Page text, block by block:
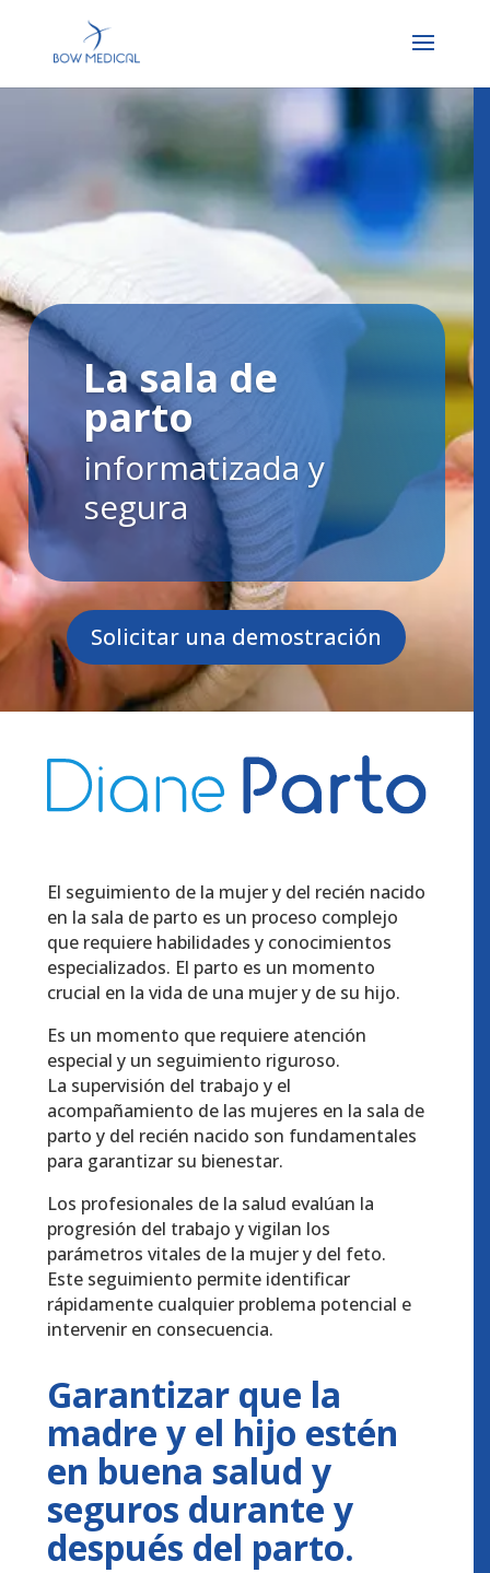
La sala de
parto
informatizada y
segura
Solicitar una demostración
El seguimiento de la mujer y del recién nacido
en la sala de parto es un proceso complejo
que requiere habilidades y conocimientos
especializados. El parto es un momento
crucial en la vida de una mujer y de su hijo.
Es un momento que requiere atención
especial y un seguimiento riguroso.
La supervisión del trabajo y el
acompañamiento de las mujeres en la sala de
parto y del recién nacido son fundamentales
para garantizar su bienestar.
Los profesionales de la salud evalúan la
progresión del trabajo y vigilan los
parámetros vitales de la mujer y del feto.
Este seguimiento permite identificar
rápidamente cualquier problema potencial e
intervenir en consecuencia.
Garantizar que la
madre y el hijo estén
en buena salud y
seguros durante y
después del parto.